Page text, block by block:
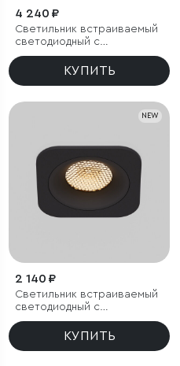
4 240 ₽
Светильник встраиваемый
светодиодный с
антибликовой решеткой
Tetro 20W 3000K белый
КУПИТЬ
NEW
2 140 ₽
Светильник встраиваемый
светодиодный с
антибликовой решеткой
Tetro 10W 3000K черный
КУПИТЬ